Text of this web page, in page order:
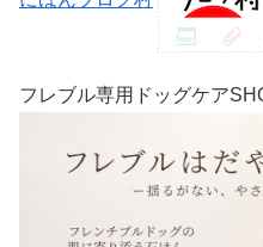
フレブル専用ドッグケア